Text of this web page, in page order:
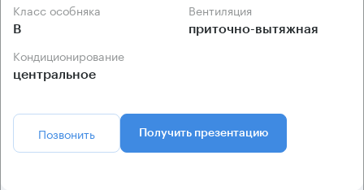
Класс особняка
B
Вентиляция
приточно-вытяжная
Кондиционирование
центральное
Позвонить Получить презентацию